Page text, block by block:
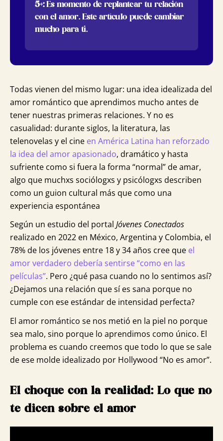
5+:Es momento de replantear tu relación
con el amor. Este artículo puede cambiar
mucho para ti.
Todas vienen del mismo lugar: una idea idealizada del
amor romántico que aprendimos mucho antes de
tener nuestras primeras relaciones. Y no es
casualidad: durante siglos, la literatura, las
telenovelas y el cine en América Latina han reforzado
la idea del amor apasionado, dramático y hasta
sufriente como si fuera la forma “normal” de amar,
algo que muchxs sociólogxs y psicólogxs describen
como un guion cultural más que como una
experiencia espontánea
Según un estudio del portal Jóvenes Conectados
realizado en 2022 en México, Argentina y Colombia, el
78% de los jóvenes entre 18 y 34 años cree que el
amor verdadero debería sentirse “como en las
películas”. Pero ¿qué pasa cuando no lo sentimos así?
¿Dejamos una relación que sí es sana porque no
cumple con ese estándar de intensidad perfecta?
El amor romántico se nos metió en la piel no porque
sea malo, sino porque lo aprendimos como único. El
problema es cuando creemos que todo lo que se sale
de ese molde idealizado por Hollywood “No es amor”.
El choque con la realidad: Lo que no
te dicen sobre el amor